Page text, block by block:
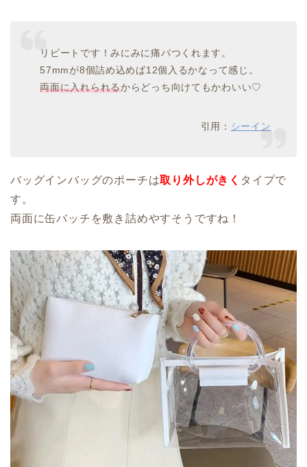
リピートです！みにみに痛バつくれます。
57mmが8個詰め込めば12個入るかなって感じ。
両面に入れられるからどっち向けてもかわいい♡
引用： シーイン
バッグインバッグのポーチは取り外しがきく タイプで
す。
両面に缶バッチを敷き詰めやすそうですね！